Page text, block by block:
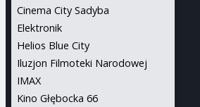
Cinema City Sadyba
Elektronik
Helios Blue City
Iluzjon Filmoteki Narodowej
IMAX
Kino Głębocka 66